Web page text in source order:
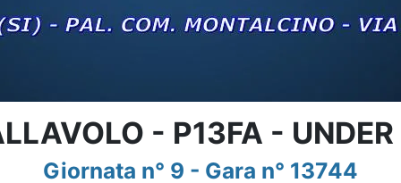
- P13FA - UNDER
Giornata n° 9 - Gara n° 13744